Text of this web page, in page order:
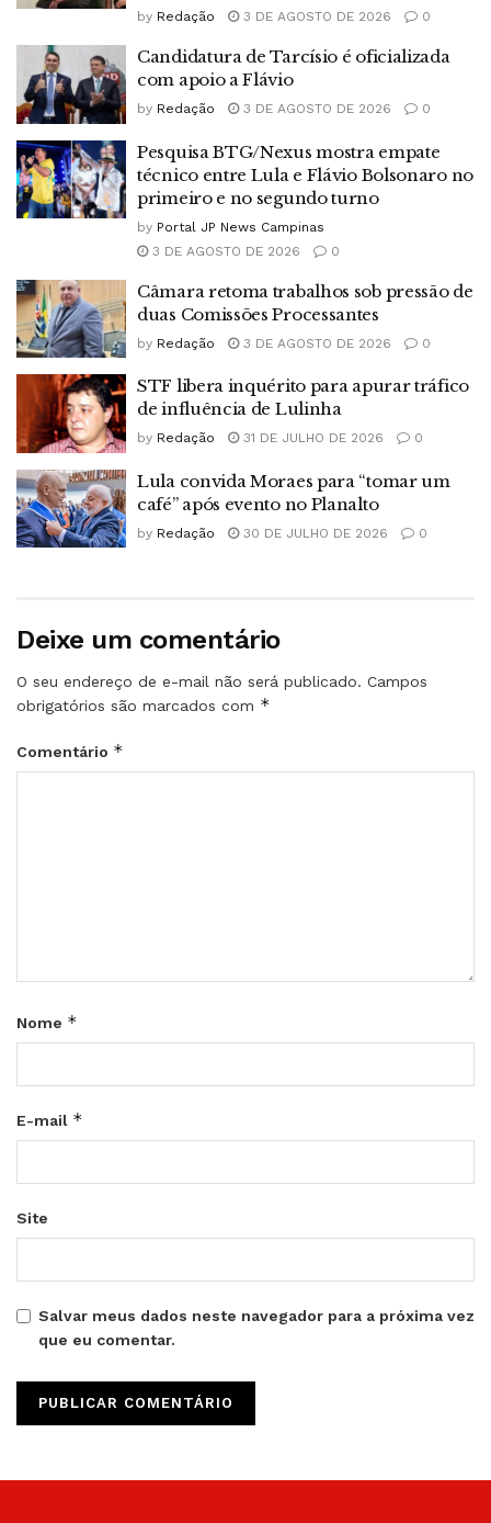
by Redação 3 DE AGOSTO DE 2026 0
Candidatura de Tarcísio é oficializada
com apoio a Flávio
by Redação 3 DE AGOSTO DE 2026 0
Pesquisa BTG/Nexus mostra empate
técnico entre Lula e Flávio Bolsonaro no
primeiro e no segundo turno
by Portal JP News Campinas
3 DE AGOSTO DE 2026
0
Câmara retoma trabalhos sob pressão de
duas Comissões Processantes
by Redação 3 DE AGOSTO DE 2026 0
STF libera inquérito para apurar tráfico
de influência de Lulinha
by Redação 31 DE JULHO DE 2026 0
Lula convida Moraes para “tomar um
café” após evento no Planalto
by Redação 30 DE JULHO DE 2026 0
Deixe um comentário
O seu endereço de e-mail não será publicado. Campos
obrigatórios são marcados com *
Comentário *
Nome *
E-mail *
Site
Salvar meus dados neste navegador para a próxima vez
que eu comentar.